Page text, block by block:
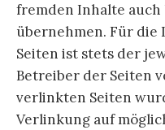
fremden Inhalte auch
übernehmen. Für
Seiten ist stets der
Betreiber der Seiten
verlinkten Seiten
Verlinkung auf